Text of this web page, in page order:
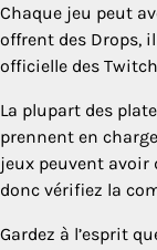
Chaque jeu peut
offrent des Drops,
officielle des
La plupart des
prennent en
jeux peuvent avoir
donc vérifiez la
Gardez à l’esprit